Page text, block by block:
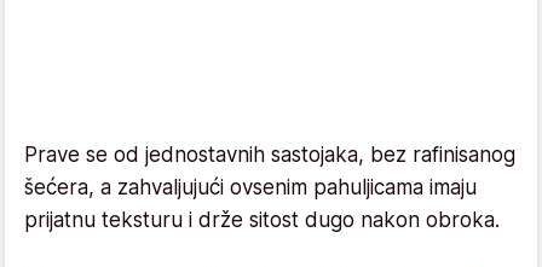
Prave se od jednostavnih sastojaka, bez rafinisanog
šećera, a zahvaljujući ovsenim pahuljicama imaju
prijatnu teksturu i drže sitost dugo nakon obroka.